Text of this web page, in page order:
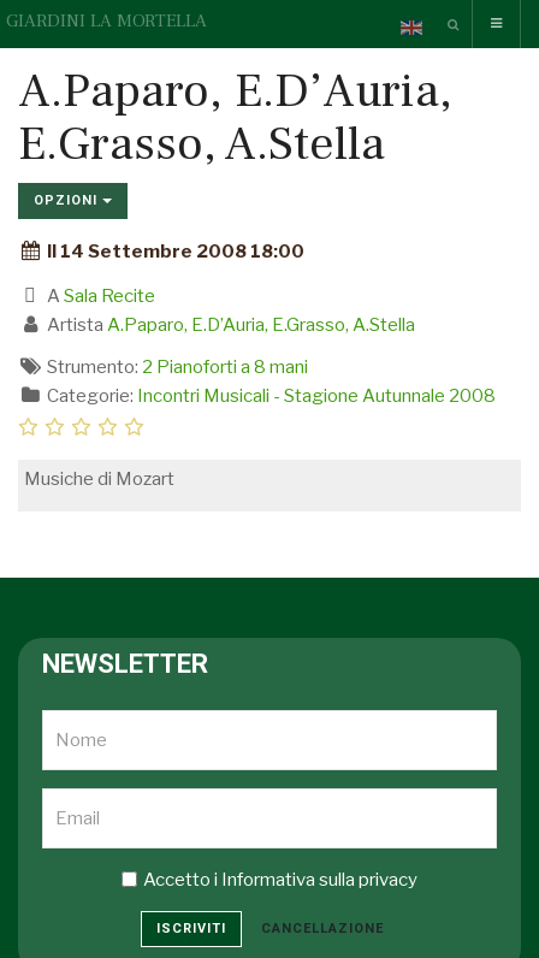
GIARDINI LA MORTELLA
A.Paparo, E.D’Auria,
E.Grasso, A.Stella
OPZIONI
Il 14 Settembre 2008 18:00
A Sala Recite
Artista A.Paparo, E.D’Auria, E.Grasso, A.Stella
Strumento: 2 Pianoforti a 8 mani
Categorie: Incontri Musicali - Stagione Autunnale 2008
Musiche di Mozart
NEWSLETTER
Accetto i Informativa sulla privacy
ISCRIVITI CANCELLAZIONE